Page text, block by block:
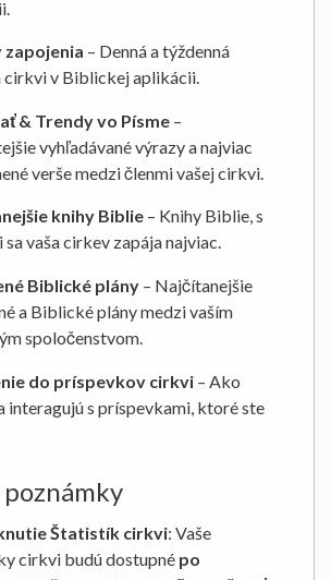
zapojenia – Denná a týždenná
v Biblickej aplikácii.
& Trendy vo Písme –
vyhľadávané výrazy a najviac
verše medzi členmi vašej cirkvi.
knihy Biblie – Knihy Biblie, s
vaša cirkev zapája najviac.
Biblické plány – Najčítanejšie
a Biblické plány medzi vaším
spoločenstvom.
do príspevkov cirkvi – Ako
interagujú s príspevkami, ktoré ste
Štatistík cirkvi: Vaše
cirkvi budú dostupné po